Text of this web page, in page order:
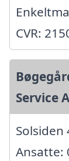
CVR:
Service
Solsiden
Ansatte: